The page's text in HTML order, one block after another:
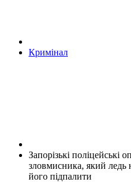
Кримінал
Запорізькі поліцейські
зловмисника, який ледь
його підпалити